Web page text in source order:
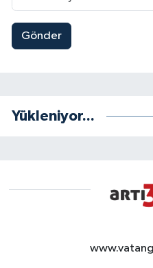
Gönder
Yükleniyor...